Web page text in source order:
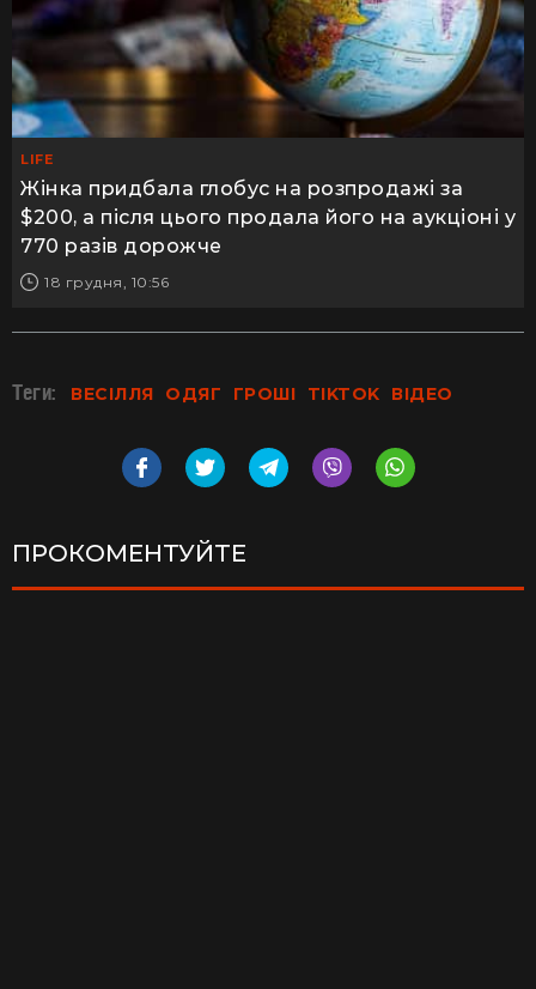
LIFE
Жінка придбала глобус на розпродажі за
$200, а після цього продала його на аукціоні у
770 разів дорожче
18 грудня, 10:56
Теги: ВЕСІЛЛЯ ОДЯГ ГРОШІ TIKTOK ВІДЕО
ПРОКОМЕНТУЙТЕ